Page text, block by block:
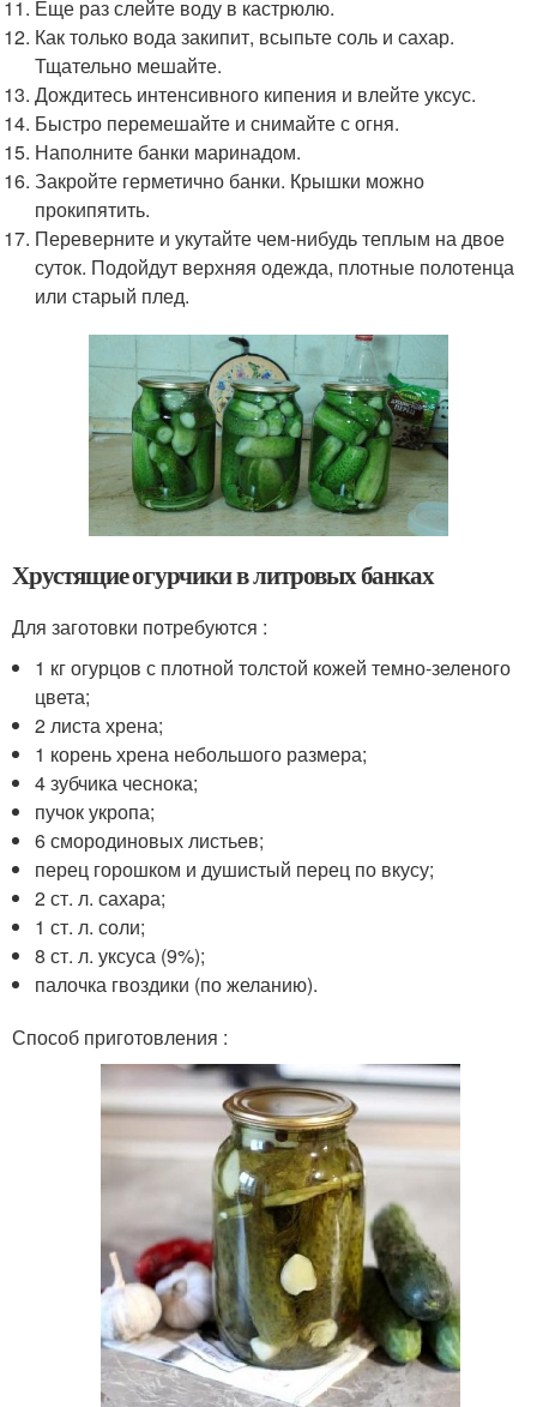
Еще раз слейте воду в кастрюлю.
Как только вода закипит, всыпьте соль и сахар.
Тщательно мешайте.
Дождитесь интенсивного кипения и влейте уксус.
Быстро перемешайте и снимайте с огня.
Наполните банки маринадом.
Закройте герметично банки. Крышки можно
прокипятить.
Переверните и укутайте чем-нибудь теплым на двое
суток. Подойдут верхняя одежда, плотные полотенца
или старый плед.
Хрустящие огурчики в литровых банках
Для заготовки потребуются :
1 кг огурцов с плотной толстой кожей темно-зеленого
цвета;
2 листа хрена;
1 корень хрена небольшого размера;
4 зубчика чеснока;
пучок укропа;
6 смородиновых листьев;
перец горошком и душистый перец по вкусу;
2 ст. л. сахара;
1 ст. л. соли;
8 ст. л. уксуса (9%);
палочка гвоздики (по желанию).
Способ приготовления :